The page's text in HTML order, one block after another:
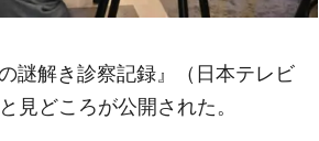
謎解き診察記録』（日本テレビ
どころが公開された。